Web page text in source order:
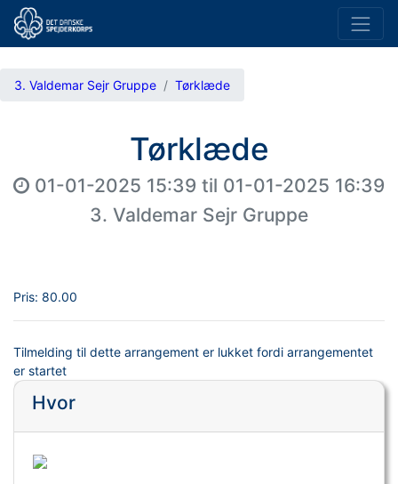
3. Valdemar Sejr Gruppe Tørklæde
Tørklæde
01-01-2025 15:39 til 01-01-2025 16:39
3. Valdemar Sejr Gruppe
Pris: 80.00
Tilmelding til dette arrangement er lukket fordi arrangementet
er startet
Hvor